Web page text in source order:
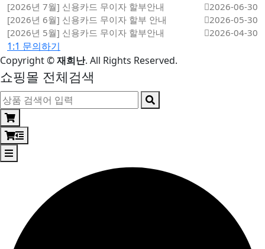
[2026년 7월] 신용카드 무이자 할부안내
2026-06-30
[2026년 6월] 신용카드 무이자 할부 안내
2026-05-30
[2026년 5월] 신용카드 무이자 할부안내
2026-04-30
1:1 문의하기
Copyright©재희난. All Rights Reserved.
쇼핑몰 전체검색